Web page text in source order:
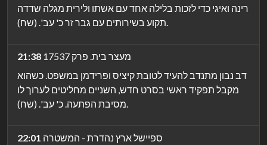
רינה ואיגי כדי לזכות בלילה אחד עם אשתו ולירית מגלה שדדה
תקוע בשירותים עם גבר זר כ' עב'. (שח).
21:38
מעצר בית. פרק 17537
דב נבון מתנדב להעיד לטובת קיציס ופרידמן במשפט. כשהוא
מקבל תפקיד ראשי בסרט חדש, השניים מחליטים לערוך לו
מסיבת הפתעה. כ' עב'. (שח).
22:01 ספיישל ארץ נהדרת - המשטרה